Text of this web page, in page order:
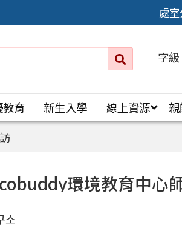
處
搜
字
育 新生入學 線上資源
環境教育中心
소